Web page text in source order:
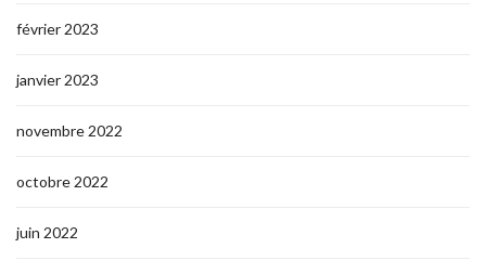
février 2023
janvier 2023
novembre 2022
octobre 2022
juin 2022